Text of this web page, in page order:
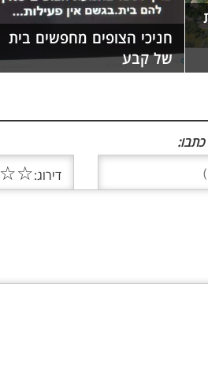
חניכי הצופים מחפשים בית
של קבע
דירוג:☆
☆